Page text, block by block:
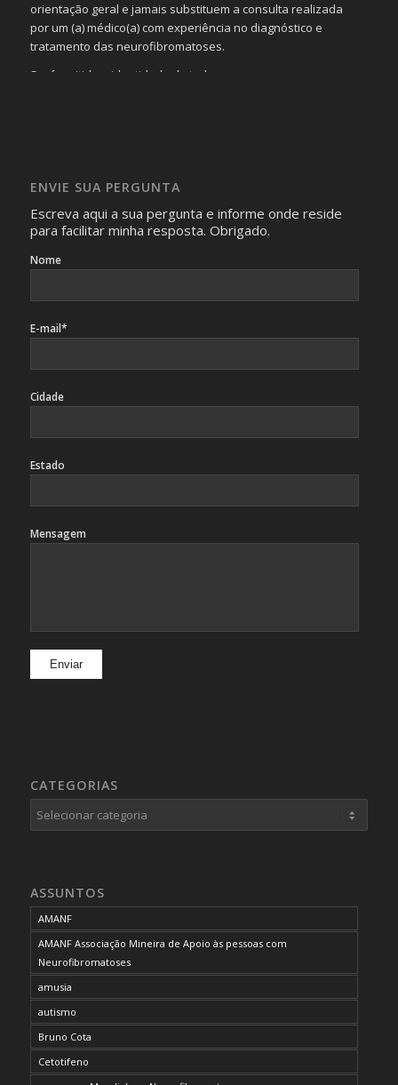
orientação geral e jamais substituem a consulta realizada
por um (a) médico(a) com experiência no diagnóstico e
tratamento das neurofibromatoses.
Será omitida a identidade de todas as pessoas que
identificação da pessoa fotografada.
ENVIE SUA PERGUNTA
Escreva aqui a sua pergunta e informe onde reside
para facilitar minha resposta. Obrigado.
Nome
E-mail*
Cidade
Estado
Mensagem
CATEGORIAS
Categorias
ASSUNTOS
AMANF
AMANF Associação Mineira de Apoio às pessoas com
Neurofibromatoses
amusia
autismo
Bruno Cota
Cetotifeno